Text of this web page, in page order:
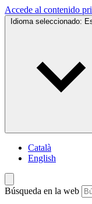
Accede al contenido
Idioma seleccionado:
Català
English
Búsqueda en la web